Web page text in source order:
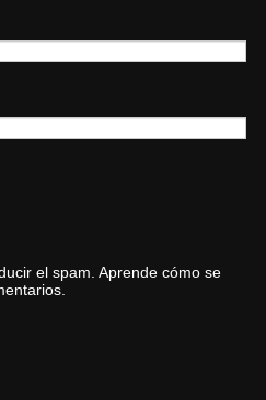
el spam. Aprende cómo se